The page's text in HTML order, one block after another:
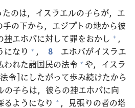
のは，イスラエルの子らが，エ
手の下から，エジプトの地から彼
神エホバに対して罪をおかし + ，
になり + ， 8
エホバがイスラエ
われた諸国民の法令 + や，イスラ
法令]にしたがって歩み続けたから
の子らは， 彼らの神エホバに向
るようになり + ， 見張りの者の塔